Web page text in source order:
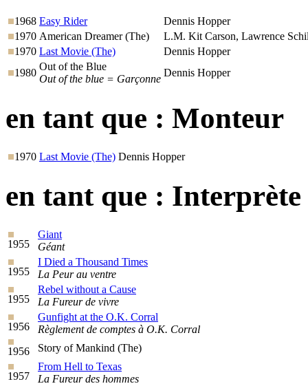
1968 Easy Rider
Dennis Hopper
1970 American Dreamer (The)
L.M. Kit Carson, Lawrence
1970 Last Movie (The)
Dennis Hopper
1980
Out of the Blue
Out of the blue = Garçonne
Dennis Hopper
en tant que : Monteur
1970 Last Movie (The) Dennis Hopper
en tant que : Interprète
1955
Giant
Géant
1955
I Died a Thousand Times
La Peur au ventre
1955
Rebel without a Cause
La Fureur de vivre
1956
Gunfight at the O.K. Corral
Règlement de comptes à O.K. Corral
1956
Story of Mankind (The)
1957
From Hell to Texas
La Fureur des hommes